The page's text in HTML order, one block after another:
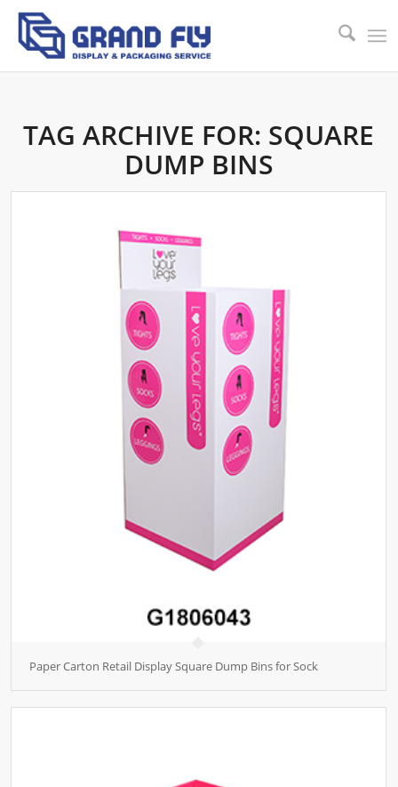
TAG ARCHIVE FOR: SQUARE
DUMP BINS
Paper Carton Retail Display Square Dump Bins for Sock